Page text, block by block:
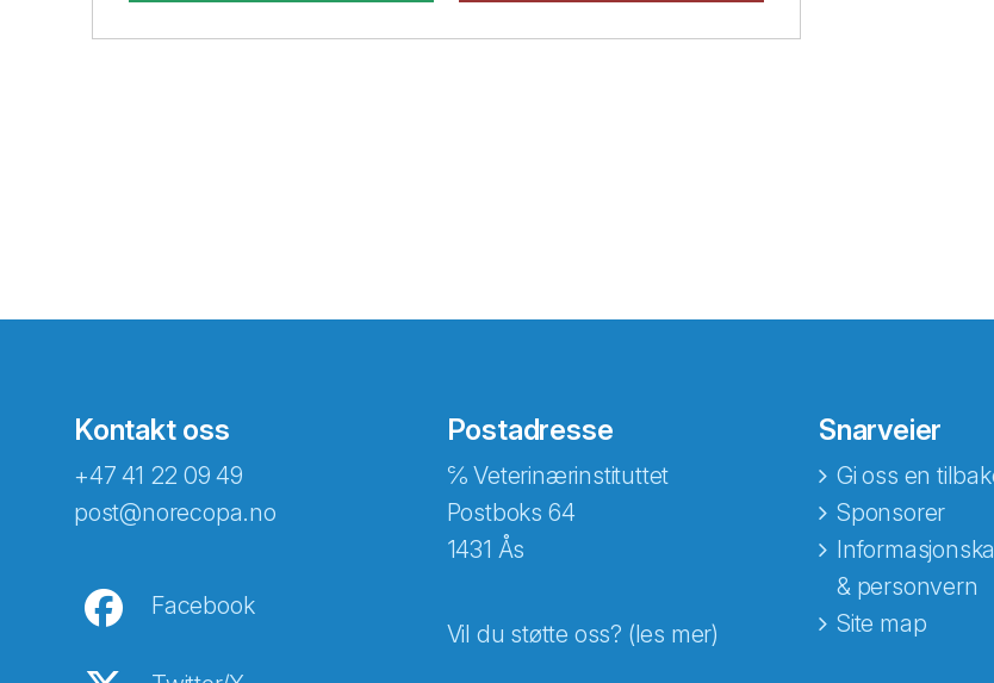
Kontakt oss
+47 41 22 09 49
post@norecopa.no
Facebook
Postadresse
℅ Veterinærinstituttet
Postboks 64
1431 Ås
Vil du støtte oss? (les mer)
Snarveier
Gi oss en
Sponsorer
& personvern
Site map